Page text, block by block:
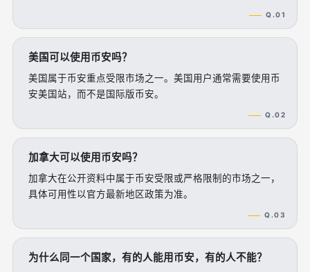
Q.01
美国可以使用币安吗？
美国属于币安重点受限市场之一。美国用户通常需要使用币
安美国站，而不是国际版币安。
Q.02
加拿大可以使用币安吗？
加拿大在公开资料中属于币安受限或严格限制的市场之一，
具体可用性以官方最新地区政策为准。
Q.03
为什么同一个国家，有的人能用币安，有的人不能？